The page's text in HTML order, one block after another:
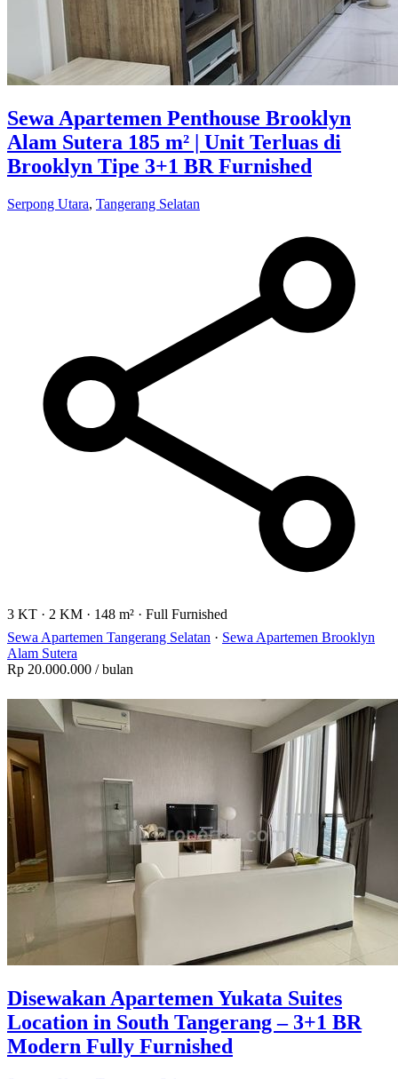
Sewa Apartemen Penthouse Brooklyn
Alam Sutera 185 m² | Unit Terluas di
Brooklyn Tipe 3+1 BR Furnished
Serpong Utara, Tangerang Selatan
3 KT · 2 KM · 148 m² · Full Furnished
Sewa Apartemen Tangerang Selatan · Sewa Apartemen Brooklyn
Alam Sutera
Rp 20.000.000 / bulan
Disewakan Apartemen Yukata Suites
Location in South Tangerang – 3+1 BR
Modern Fully Furnished